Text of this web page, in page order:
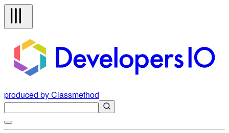
produced by Classmethod